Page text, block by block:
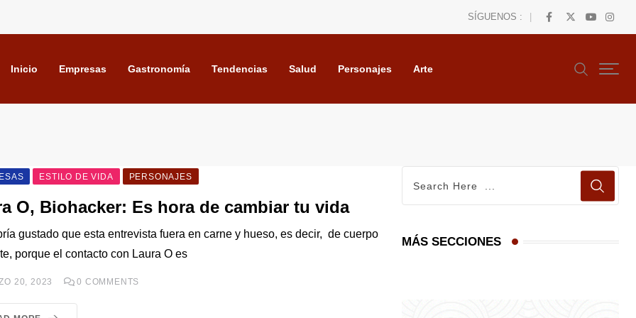
SÍGUENOS :
Inicio Empresas Gastronomía Tendencias Salud Personajes Arte
ESTILO DE VIDA PERSONAJES
O, Biohacker: Es hora de cambiar tu vida
gustado que esta entrevista fuera en carne y hueso, es decir, de cuerpo
porque el contacto con Laura O es
20, 2023 0 COMMENTS
MÁS SECCIONES